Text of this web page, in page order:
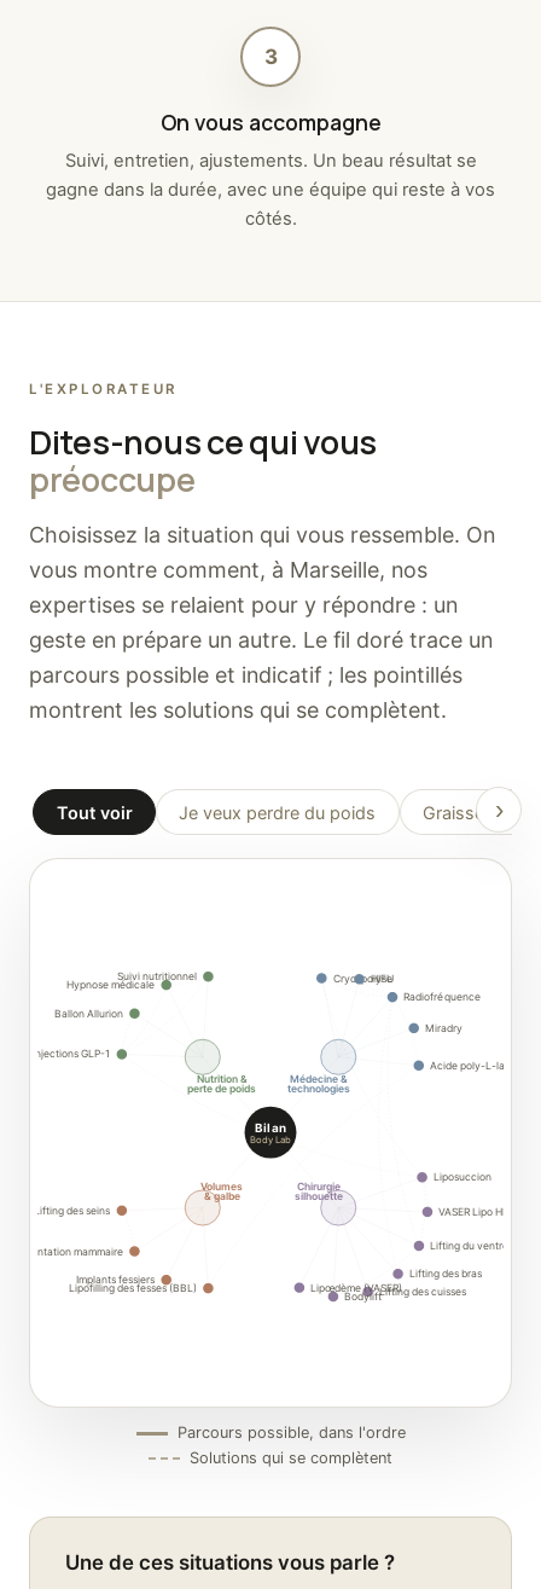
3
On vous accompagne
Suivi, entretien, ajustements. Un beau résultat se
gagne dans la durée, avec une équipe qui reste à vos
côtés.
L'EXPLORATEUR
Dites-nous ce qui vous
préoccupe
Choisissez la situation qui vous ressemble. On
vous montre comment, à Marseille, nos
expertises se relaient pour y répondre : un
geste en prépare un autre. Le fil doré trace un
parcours possible et indicatif ; les pointillés
montrent les solutions qui se complètent.
Tout voir Je veux perdre du poids Graisse ›
Nutrition &
perte de poids
Médecine &
technologies
Chirurgie
silhouette
Volumes
& galbe
Injections GLP-1
Ballon Allurion
Hypnose médicale
Suivi nutritionnel Cryolipolyse
HIFU
Radiofréquence
Miradry
Acide poly-L-lactique
Liposuccion
VASER Lipo HD
Lifting du ventre
Lifting des bras
Lifting des cuisses
Bodylift
Lipœdème (VASER)
Lipofilling des fesses (BBL)
Implants fessiers
Augmentation mammaire
Lifting des seins
Bilan
Body Lab
Parcours possible, dans l'ordre
Solutions qui se complètent
Une de ces situations vous parle ?